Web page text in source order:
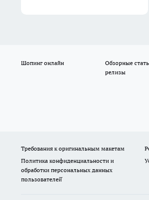
Шопинг онлайн
Обзорные
релизы
Требования к оригинальным макетам
Политика конфиденциальности и
обработки персональных данных
пользователей̆